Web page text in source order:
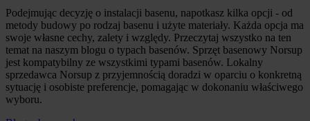
Podejmując decyzję o instalacji basenu, napotkasz kilka opcji - od
metody budowy po rodzaj basenu i użyte materiały. Każda opcja ma
swoje własne cechy, zalety i względy. Przeczytaj wszystko na ten
temat na naszym blogu o typach basenów. Sprzęt basenowy Norsup
jest kompatybilny ze wszystkimi typami basenów. Lokalny
sprzedawca Norsup z przyjemnością doradzi w oparciu o konkretną
sytuację i osobiste preferencje, pomagając w dokonaniu właściwego
wyboru.